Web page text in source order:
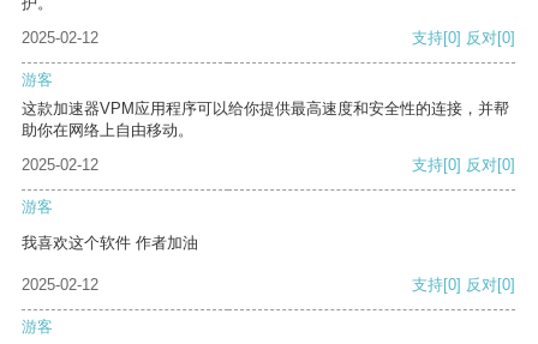
2025-02-12
支持[0] 反对[0]
游客
这款加速器VPM应用程序可以给你提供最高速度和安全性的连接，并帮
助你在网络上自由移动。
2025-02-12
支持[0] 反对[0]
游客
我喜欢这个软件 作者加油
2025-02-12 支持[0] 反对[0]
游客